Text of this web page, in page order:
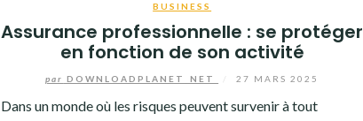
BUSINESS
Assurance professionnelle : se protéger
en fonction de son activité
par DOWNLOADPLANET_NET 27 MARS 2025
Dans un monde où les risques peuvent survenir à tout